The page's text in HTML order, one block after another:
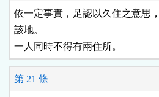
依一定事實，足認以久住之意思
該地。
一人同時不得有兩住所。
第 21 條